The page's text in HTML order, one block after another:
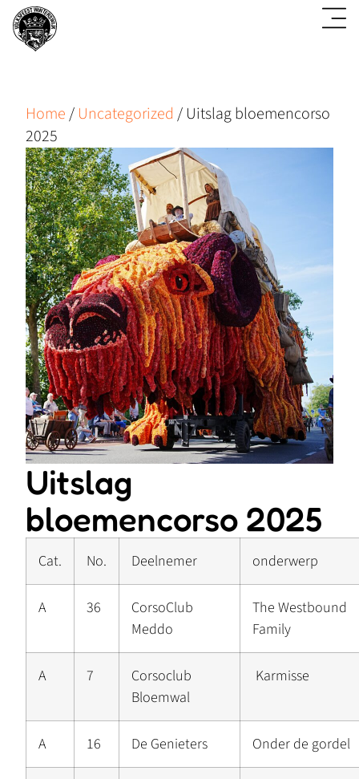
Home/ Uncategorized /Uitslag bloemencorso
2025
Uitslag
bloemencorso 2025
Cat. No. Deelnemer onderwerp
A 36
CorsoClub
Meddo
The Westbound
Family
A 7
Corsoclub
Bloemwal
Karmisse
A 16 De Genieters Onder de gordel